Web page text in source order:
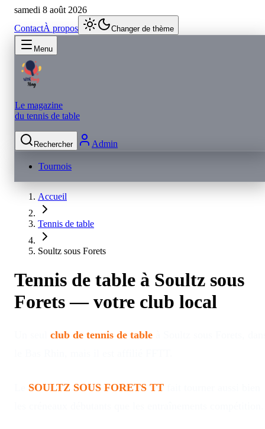
samedi 8 août 2026
ContactÀ propos Changer de thème
Menu
Le magazine
du tennis de table
Rechercher Admin
Tournois
Accueil
Tennis de table
Soultz sous Forets
Tennis de table à Soultz sous
Forets—votre club local
club de tennis de table
SOULTZ SOUS FORETS TT